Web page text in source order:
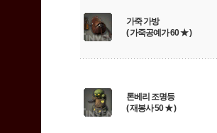
가죽 가방
( 가죽공예가 60 ★ )
톤베리 조명등
( 재봉사 50 ★ )